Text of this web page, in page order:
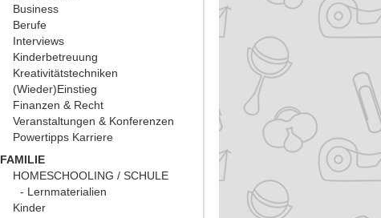
Business
Berufe
Interviews
Kinderbetreuung
Kreativitätstechniken
(Wieder)Einstieg
Finanzen & Recht
Veranstaltungen & Konferenzen
Powertipps Karriere
FAMILIE
HOMESCHOOLING / SCHULE
Lernmaterialien
Kinder